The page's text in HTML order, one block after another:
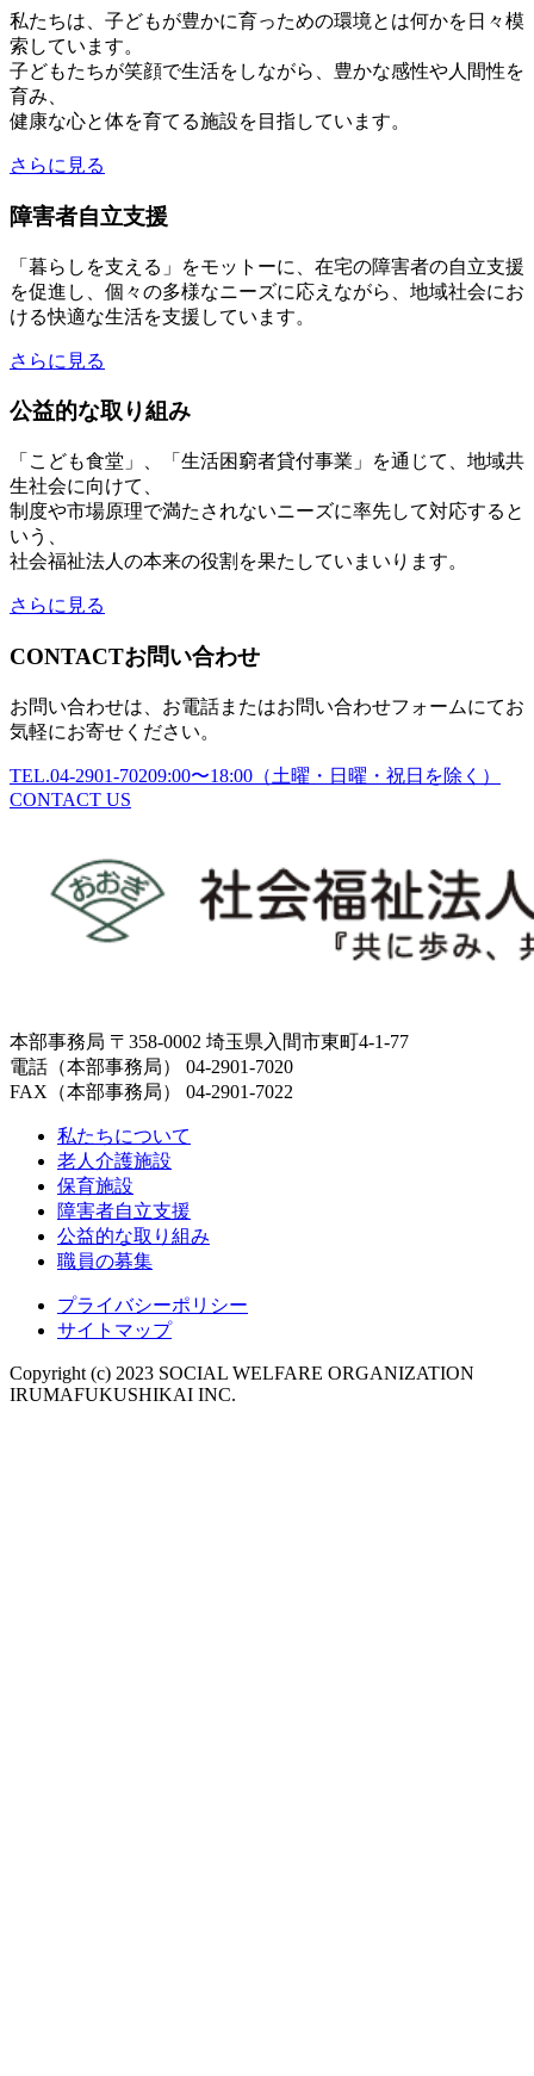
私たちは、子どもが豊かに育っための環境とは何かを日々模
索しています。
子どもたちが笑顔で生活をしながら、豊かな感性や人間性を
育み、
健康な心と体を育てる施設を目指しています。
さらに見る
障害者自立支援
「暮らしを支える」をモットーに、在宅の障害者の自立支援
を促進し、個々の多様なニーズに応えながら、地域社会にお
ける快適な生活を支援しています。
さらに見る
公益的な取り組み
「こども食堂」、「生活困窮者貸付事業」を通じて、地域共
生社会に向けて、
制度や市場原理で満たされないニーズに率先して対応すると
いう、
社会福祉法人の本来の役割を果たしていまいります。
さらに見る
CONTACTお問い合わせ
お問い合わせは、お電話またはお問い合わせフォームにてお
気軽にお寄せください。
TEL.04-2901-70209:00〜18:00（土曜・日曜・祝日を除く）
CONTACT US
本部事務局 〒358-0002 埼玉県入間市東町4-1-77
電話（本部事務局） 04-2901-7020
FAX（本部事務局） 04-2901-7022
私たちについて
老人介護施設
保育施設
障害者自立支援
公益的な取り組み
職員の募集
プライバシーポリシー
サイトマップ
Copyright (c) 2023 SOCIAL WELFARE ORGANIZATION
IRUMAFUKUSHIKAI INC.